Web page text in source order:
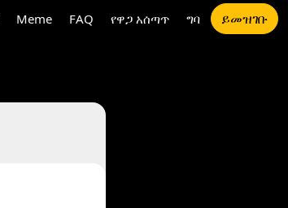
Meme FAQ የዋጋ አሰጣጥ ግባ ይመዝገቡ